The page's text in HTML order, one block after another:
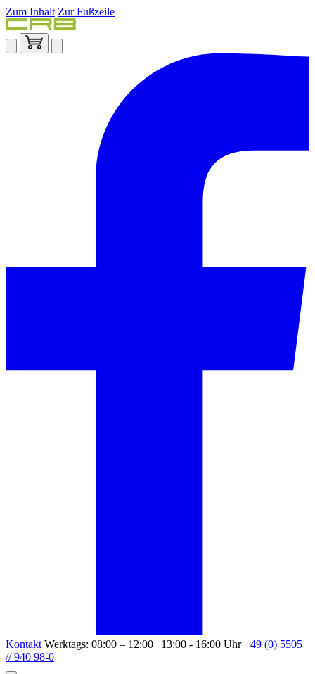
Zum Inhalt Zur Fußzeile
Kontakt Werktags: 08:00 – 12:00 | 13:00 - 16:00 Uhr+49 (0) 5505
// 940 98-0